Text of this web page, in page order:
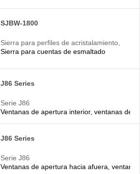
SJBW-1800
Sierra para perfiles de acristalamiento,
máquina sierra para perfiles de
Sierra para cuentas de esmaltado
J86 Series
Serie J86
Ventanas de apertura interior, ventanas de
J86 Series
Serie J86
Ventanas de apertura hacia afuera,